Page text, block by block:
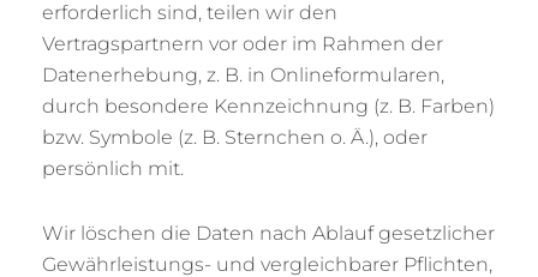
erforderlich sind, teilen wir den
Vertragspartnern vor oder im Rahmen der
Datenerhebung, z. B. in Onlineformularen,
durch besondere Kennzeichnung (z. B. Farben)
bzw. Symbole (z. B. Sternchen o. Ä.), oder
persönlich mit.
Wir löschen die Daten nach Ablauf gesetzlicher
Gewährleistungs- und vergleichbarer Pflichten,